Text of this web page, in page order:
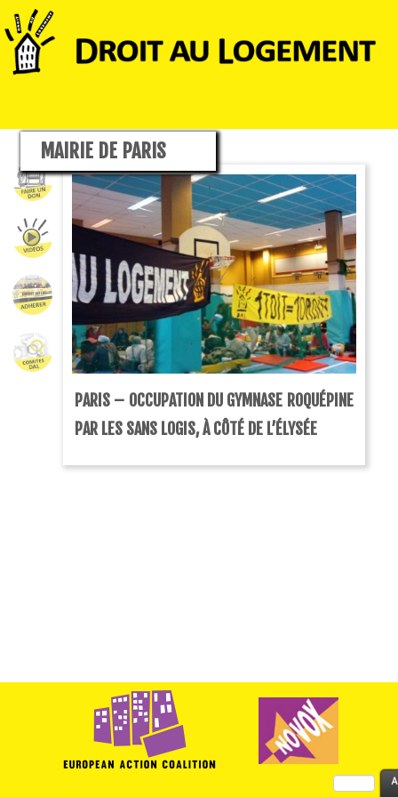
MAIRIE DE PARIS
PARIS – OCCUPATION DU GYMNASE ROQUÉPINE
PAR LES SANS LOGIS, À CÔTÉ DE L’ÉLYSÉE
Rechercher :